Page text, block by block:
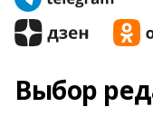
Выбор